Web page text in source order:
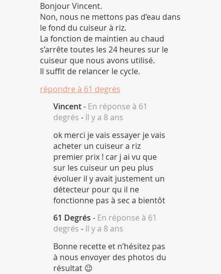
Bonjour Vincent.
Non, nous ne mettons pas d’eau dans
le fond du cuiseur à riz.
La fonction de maintien au chaud
s’arrête toutes les 24 heures sur le
cuiseur que nous avons utilisé.
Il suffit de relancer le cycle.
répondre à 61 degrés
Vincent- En réponse à 61
degrés - Il y a 8 ans
ok merci je vais essayer je vais
acheter un cuiseur a riz
premier prix ! car j ai vu que
sur les cuiseur un peu plus
évoluer il y avait justement un
détecteur pour qu il ne
fonctionne pas à sec a bientôt
61 Degrés - En réponse à 61
degrés - Il y a 8 ans
Bonne recette et n’hésitez pas
à nous envoyer des photos du
résultat 😉